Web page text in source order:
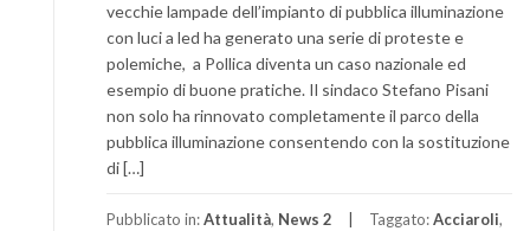
vecchie lampade dell’impianto di pubblica illuminazione
con luci a led ha generato una serie di proteste e
polemiche, a Pollica diventa un caso nazionale ed
esempio di buone pratiche. Il sindaco Stefano Pisani
non solo ha rinnovato completamente il parco della
pubblica illuminazione consentendo con la sostituzione
di […]
Pubblicato in:Attualità, News 2 Taggato:Acciaroli,